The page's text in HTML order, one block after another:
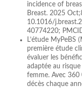
incidence of
Breast. 2025
10.1016/
40774220;
L’étude MyPeBS
première étude
évaluer les
adaptée au
femme. Avec
décès chaque